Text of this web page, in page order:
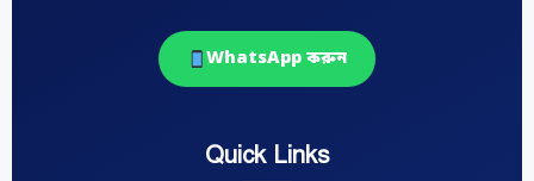
WhatsApp করুন
Quick Links